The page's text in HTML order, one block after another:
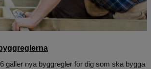
gäller nya byggregler för dig som ska bygga